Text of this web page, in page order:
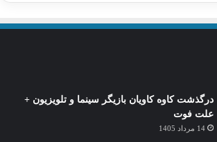
درگذشت کاوه کاویان بازیگر سینما و تلویزیون +
علت فوت
14 مرداد 1405